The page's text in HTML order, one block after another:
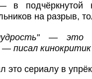
в подчёркнутой
на разрыв,
—
писал кинокритик
это сериалу в